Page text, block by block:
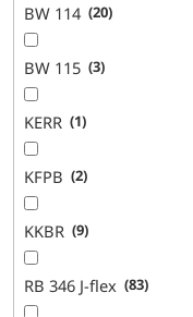
BW 114 20
BW 115 3
KERR 1
KFPB 2
KKBR 9
RB 346 J-flex 83